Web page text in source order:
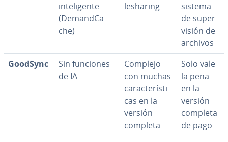
in­te­li­ge­n­te
(De­ma­n­d­Ca­
che)
le­sha­ri­ng
sistema
de su­pe­r­
vi­sión de
archivos
GoodSync
Sin funciones
de IA
Complejo
con muchas
ca­ra­c­te­rí­s­ti­
cas en la
versión
completa
Solo vale
la pena
en la
versión
completa
de pago